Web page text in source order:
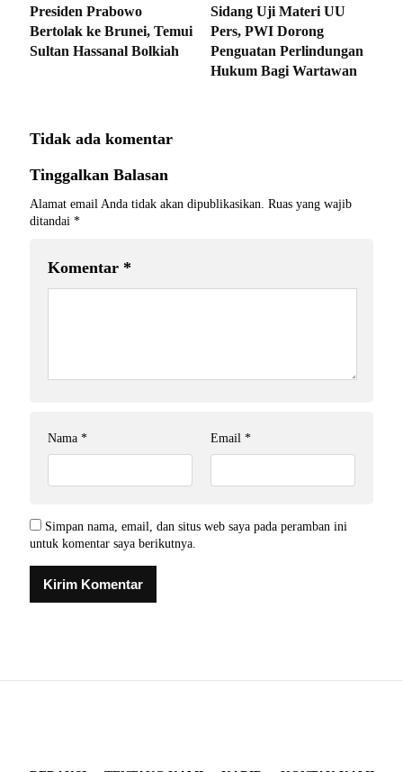
Presiden Prabowo
Bertolak ke Brunei, Temui
Sultan Hassanal Bolkiah
Sidang Uji Materi UU
Pers, PWI Dorong
Penguatan Perlindungan
Hukum Bagi Wartawan
Tidak ada komentar
Tinggalkan Balasan
Alamat email Anda tidak akan dipublikasikan. Ruas yang wajib
ditandai *
Komentar *
Nama * Email *
Simpan nama, email, dan situs web saya pada peramban ini
untuk komentar saya berikutnya.